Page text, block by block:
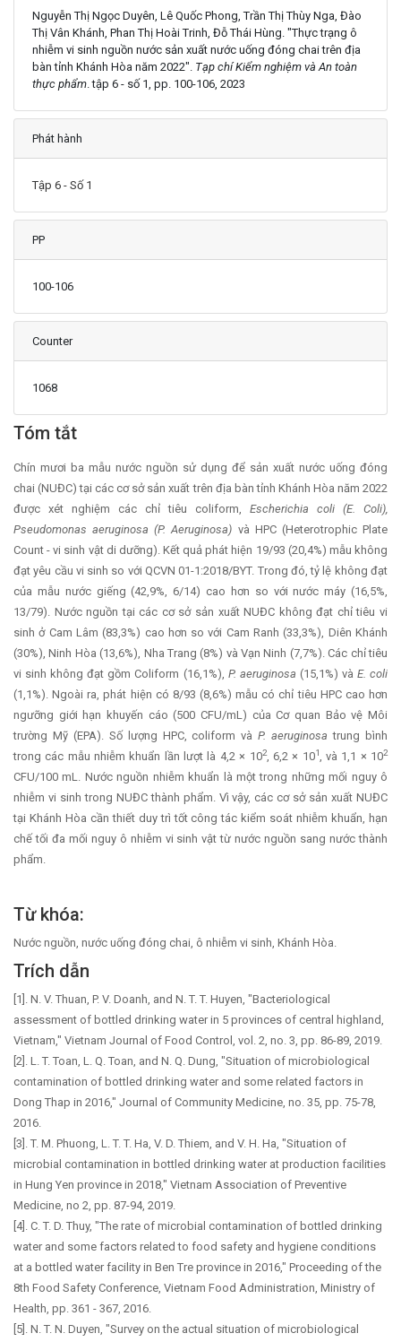
Nguyễn Thị Ngọc Duyên, Lê Quốc Phong, Trần Thị Thùy Nga, Đào
Thị Vân Khánh, Phan Thị Hoài Trinh, Đỗ Thái Hùng. "Thực trạng ô
nhiễm vi sinh nguồn nước sản xuất nước uống đóng chai trên địa
bàn tỉnh Khánh Hòa năm 2022". Tạp chí Kiểm nghiệm và An toàn
thực phẩm. tập 6 - số 1, pp. 100-106, 2023
Phát hành
Tập 6 - Số 1
PP
100-106
Counter
1068
Main Article Content
Tóm tắt
Chín mươi ba mẫu nước nguồn sử dụng để sản xuất nước uống đóng
chai (NUĐC) tại các cơ sở sản xuất trên địa bàn tỉnh Khánh Hòa năm 2022
được xét nghiệm các chỉ tiêu coliform, Escherichia coli (E. Coli),
Pseudomonas aeruginosa (P. Aeruginosa) và HPC (Heterotrophic Plate
Count - vi sinh vật di dưỡng). Kết quả phát hiện 19/93 (20,4%) mẫu không
đạt yêu cầu vi sinh so với QCVN 01-1:2018/BYT. Trong đó, tỷ lệ không đạt
của mẫu nước giếng (42,9%, 6/14) cao hơn so với nước máy (16,5%,
13/79). Nước nguồn tại các cơ sở sản xuất NUĐC không đạt chỉ tiêu vi
sinh ở Cam Lâm (83,3%) cao hơn so với Cam Ranh (33,3%), Diên Khánh
(30%), Ninh Hòa (13,6%), Nha Trang (8%) và Vạn Ninh (7,7%). Các chỉ tiêu
vi sinh không đạt gồm Coliform (16,1%), P. aeruginosa (15,1%) và E. coli
(1,1%). Ngoài ra, phát hiện có 8/93 (8,6%) mẫu có chỉ tiêu HPC cao hơn
ngưỡng giới hạn khuyến cáo (500 CFU/mL) của Cơ quan Bảo vệ Môi
trường Mỹ (EPA). Số lượng HPC, coliform vàP. aeruginosa trung bình
trong các mẫu nhiễm khuẩn lần lượt là 4,2 × 102, 6,2 × 101, và 1,1 × 102
CFU/100 mL. Nước nguồn nhiễm khuẩn là một trong những mối nguy ô
nhiễm vi sinh trong NUĐC thành phẩm. Vì vậy, các cơ sở sản xuất NUĐC
tại Khánh Hòa cần thiết duy trì tốt công tác kiểm soát nhiễm khuẩn, hạn
chế tối đa mối nguy ô nhiễm vi sinh vật từ nước nguồn sang nước thành
phẩm.
Từ khóa:
Nước nguồn, nước uống đóng chai, ô nhiễm vi sinh, Khánh Hòa.
Trích dẫn
[1]. N. V. Thuan, P. V. Doanh, and N. T. T. Huyen, "Bacteriological
assessment of bottled drinking water in 5 provinces of central highland,
Vietnam," Vietnam Journal of Food Control, vol. 2, no. 3, pp. 86-89, 2019.
[2]. L. T. Toan, L. Q. Toan, and N. Q. Dung, "Situation of microbiological
contamination of bottled drinking water and some related factors in
Dong Thap in 2016," Journal of Community Medicine, no. 35, pp. 75-78,
2016.
[3]. T. M. Phuong, L. T. T. Ha, V. D. Thiem, and V. H. Ha, "Situation of
microbial contamination in bottled drinking water at production facilities
in Hung Yen province in 2018," Vietnam Association of Preventive
Medicine, no 2, pp. 87-94, 2019.
[4]. C. T. D. Thuy, "The rate of microbial contamination of bottled drinking
water and some factors related to food safety and hygiene conditions
at a bottled water facility in Ben Tre province in 2016," Proceeding of the
8th Food Safety Conference, Vietnam Food Administration, Ministry of
Health, pp. 361 - 367, 2016.
[5]. N. T. N. Duyen, "Survey on the actual situation of microbiological